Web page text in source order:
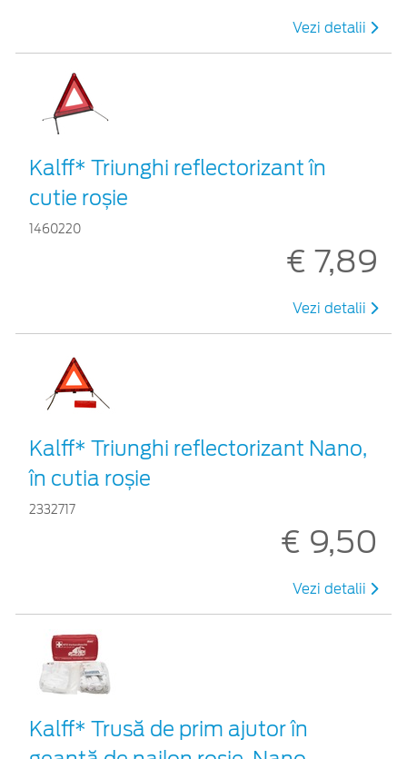
Vezi detalii
Kalff* Triunghi reflectorizant în
cutie roșie
1460220
€ 7,89
Vezi detalii
Kalff* Triunghi reflectorizant Nano,
în cutia roșie
2332717
€ 9,50
Vezi detalii
Kalff* Trusă de prim ajutor în